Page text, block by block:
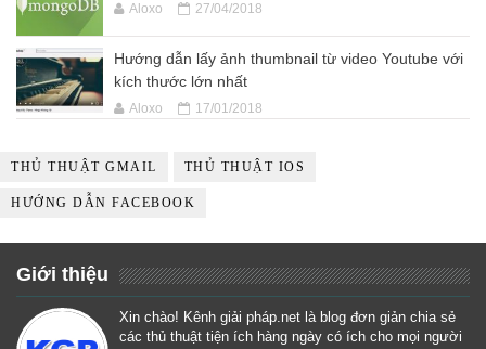
Aloxo 27/04/2018
Hướng dẫn lấy ảnh thumbnail từ video Youtube với
kích thước lớn nhất
Aloxo 17/01/2018
THỦ THUẬT GMAIL THỦ THUẬT IOS
HƯỚNG DẪN FACEBOOK
Giới thiệu
Xin chào! Kênh giải pháp.net là blog đơn giản chia sẻ
các thủ thuật tiện ích hàng ngày có ích cho mọi người